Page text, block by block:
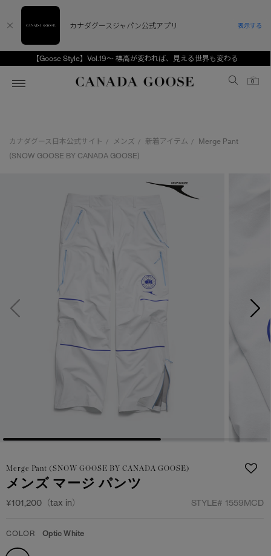
【Goose Style】Vol.19～ 標高が変われば、見える世界も変わる
Canada Goose
0
スノーグース
スプリングコレクション
ウィメンズ TOP
FW26コレクション
サマー 26 コレクション
サマー 26 コレクションLOOK
メイドインジャパンTシャツ
アパレル
アクセサリー
フットウェア
コレクション
メンズ TOP
FW26コレクション
サマー 26 コレクション
サマー 26 コレクションLOOK
メイドインジャパンTシャツ
アパレル
アクセサリー
フットウェア
コレクション
キッズ TOP
ユース（6＋歳)
コレクション
CANADA GOOSE Generationsは、アウター
ウェアの下取り・再販を通じて、長く愛される製
品の価値を受け継いでいきます。
アーカイブの希少なピースもご覧いただけます。
下取り申請
カナダグース日本公式サイト / メンズ / 新着アイテム /
Merge Pant
(SNOW GOOSE BY CANADA GOOSE)
Merge Pant (SNOW GOOSE BY CANADA GOOSE)
メンズ マージ パンツ
¥101,200（tax in） STYLE# 1559MCD
COLOR Optic White
カナダグースジャパン公式アプリ 表示する